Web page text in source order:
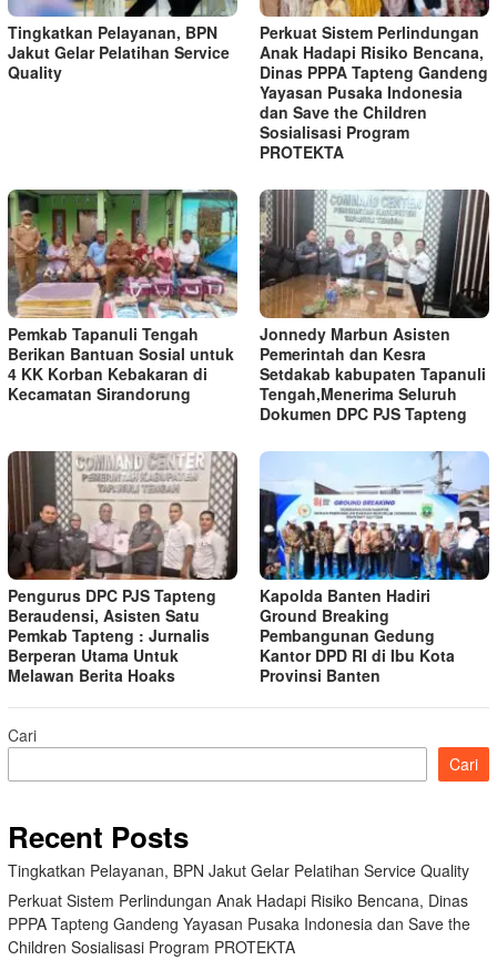
Tingkatkan Pelayanan, BPN
Jakut Gelar Pelatihan Service
Quality
Perkuat Sistem Perlindungan
Anak Hadapi Risiko Bencana,
Dinas PPPA Tapteng Gandeng
Yayasan Pusaka Indonesia
dan Save the Children
Sosialisasi Program
PROTEKTA
Pemkab Tapanuli Tengah
Berikan Bantuan Sosial untuk
4 KK Korban Kebakaran di
Kecamatan Sirandorung
Jonnedy Marbun Asisten
Pemerintah dan Kesra
Setdakab kabupaten Tapanuli
Tengah,Menerima Seluruh
Dokumen DPC PJS Tapteng
Pengurus DPC PJS Tapteng
Beraudensi, Asisten Satu
Pemkab Tapteng : Jurnalis
Berperan Utama Untuk
Melawan Berita Hoaks
Kapolda Banten Hadiri
Ground Breaking
Pembangunan Gedung
Kantor DPD RI di Ibu Kota
Provinsi Banten
Cari
Cari
Recent Posts
Tingkatkan Pelayanan, BPN Jakut Gelar Pelatihan Service Quality
Perkuat Sistem Perlindungan Anak Hadapi Risiko Bencana, Dinas
PPPA Tapteng Gandeng Yayasan Pusaka Indonesia dan Save the
Children Sosialisasi Program PROTEKTA